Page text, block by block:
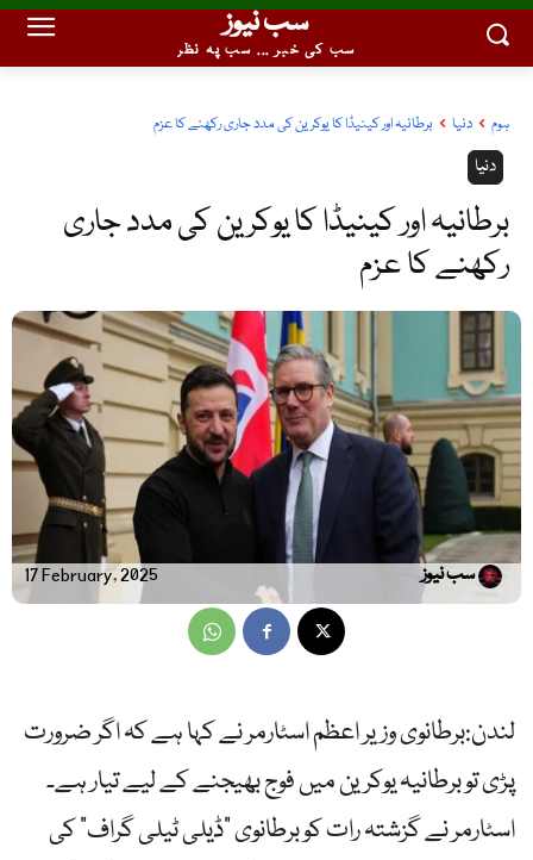
سب نیوز
سب کی خبر ... سب پہ نظر
ہوم دنیا برطانیہ اور کینیڈا کا یوکرین کی مدد جاری رکھنے کا عزم
دنیا
برطانیہ اور کینیڈا کا یوکرین کی مدد جاری
رکھنے کا عزم
17 February, 2025 سب نیوز
لندن:برطانوی وزیر اعظم اسٹارمر نے کہا ہے کہ اگر ضرورت
پڑی تو برطانیہ یوکرین میں فوج بھیجنے کے لیے تیار ہے۔
اسٹارمر نے گزشتہ رات کو برطانوی “ڈیلی ٹیلی گراف” کی